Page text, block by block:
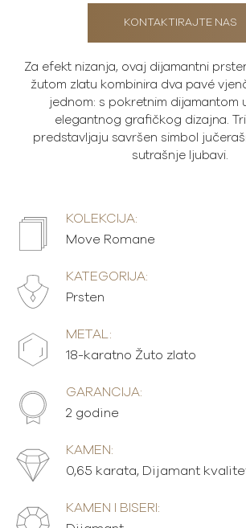
KONTAKTIRAJTE NAS
Za efekt nizanja, ovaj dijamantni
žutom zlatu kombinira dva pavé
jednom: s pokretnim dijamantom
elegantnog grafičkog dizajna.
predstavljaju savršen simbol
sutrašnje ljubavi.
KOLEKCIJA:
Move Romane
KATEGORIJA:
Prsten
METAL:
18-karatno Žuto zlato
GARANCIJA:
2 godine
KAMEN:
0,65 karata, Dijamant
KAMEN I BISERI: